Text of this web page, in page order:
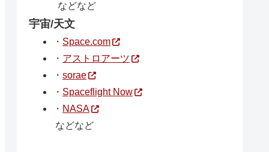
などなど
宇宙/天文
・ Space.com
・ アストロアーツ
・ sorae
・ Spaceflight Now
・ NASA
などなど